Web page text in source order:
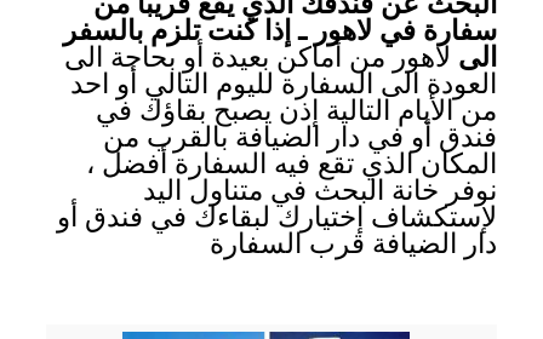
سفارة في لاهور ـ إذا كنت تلزم بالسفر
الى لاهور من أماكن بعيدة أو بحاجة الى
العودة الى السفارة لليوم التالي أو احد
من الأيام التالية إذن يصبح بقاؤك في
فندق أو في دار الضيافة بالقرب من
المكان الذي تقع فيه السفارة أفضل ،
نوفر خانة البحث في متناول اليد
لإستكشاف إختيارك لبقاءك في فندق أو
دار الضيافة قرب السفارة